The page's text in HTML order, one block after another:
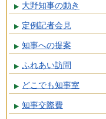
大野知事の動き
定例記者会見
知事への提案
ふれあい訪問
どこでも知事室
知事交際費